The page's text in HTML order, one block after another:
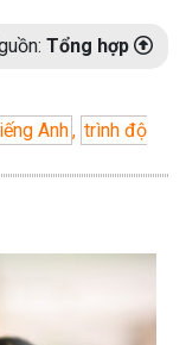
Tổng hợp
Anh, trình độ